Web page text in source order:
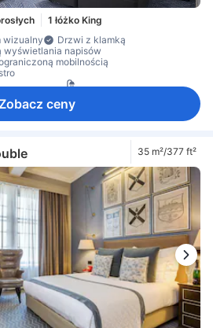
1 łóżko King
wizualny
Drzwi z klamką
napisów
mobilnością
oraz wanna
prysznic
kąpielowe
budzik
Gniazdko przy łóżku
pobudka na życzenie
ekspres do kawy/herbaty
biurko
kącik do siedzenia
Kosze na śmieci
do prasowania szafa
czujnik dymu
windą sejf na laptopa
sejf w pokoju
Zobacz ceny
35 m²/377 ft²